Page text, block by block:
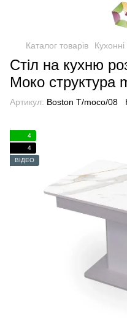
Каталог товарів
Стіл на кухню
Моко структура
Артикул: Boston T/moco/08
4
4
ВІДЕО